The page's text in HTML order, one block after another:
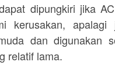
dipungkiri jika
kerusakan, apalagi
dan digunakan
relatif lama.